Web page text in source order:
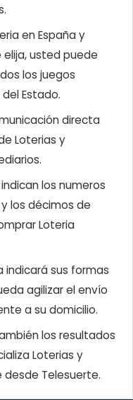
en España y
usted puede
los juegos
Estado.
directa
Loterias y
los numeros
los décimos de
Loteria
sus formas
agilizar el envío
a su domicilio.
los resultados
Loterias y
Telesuerte.